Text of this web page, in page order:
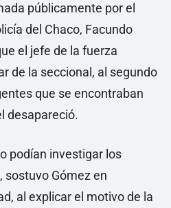
públicamente por el
del Chaco, Facundo
el jefe de la fuerza
de la seccional, al segundo
que se encontraban
desapareció.
podían investigar los
sostuvo Gómez en
al explicar el motivo de la